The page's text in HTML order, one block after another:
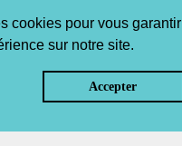
cookies pour vous garantir
sur notre site.
Accepter